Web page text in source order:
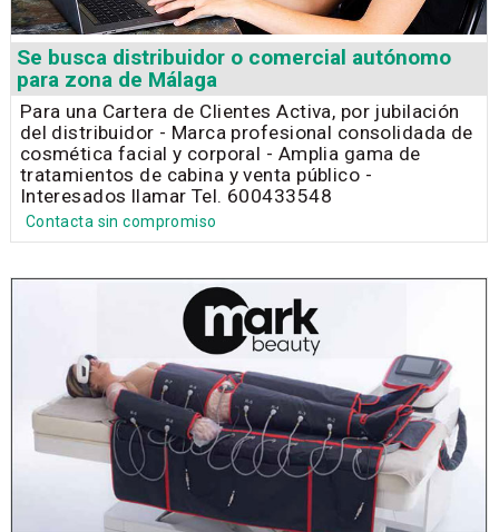
Se busca distribuidor o comercial autónomo
para zona de Málaga
Para una Cartera de Clientes Activa, por jubilación
del distribuidor - Marca profesional consolidada de
cosmética facial y corporal - Amplia gama de
tratamientos de cabina y venta público -
Interesados llamar Tel. 600433548
Contacta sin compromiso